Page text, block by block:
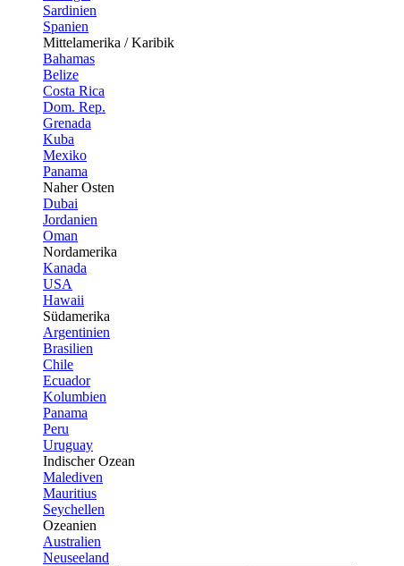
Sardinien
Spanien
Mittelamerika / Karibik
Bahamas
Belize
Costa Rica
Dom. Rep.
Grenada
Kuba
Mexiko
Panama
Naher Osten
Dubai
Jordanien
Oman
Nordamerika
Kanada
USA
Hawaii
Südamerika
Argentinien
Brasilien
Chile
Ecuador
Kolumbien
Panama
Peru
Uruguay
Indischer Ozean
Malediven
Mauritius
Seychellen
Ozeanien
Australien
Neuseeland